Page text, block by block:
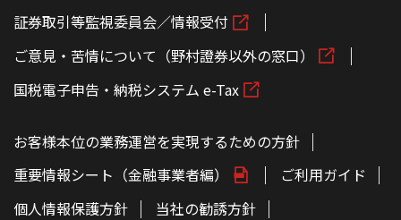
証券取引等監視委員会／情報受付
ご意見・苦情について（野村證券以外の窓口）
国税電子申告・納税システム e-Tax
お客様本位の業務運営を実現するための方針
重要情報シート（金融事業者編）
ご利用ガイド
個人情報保護方針
当社の勧誘方針